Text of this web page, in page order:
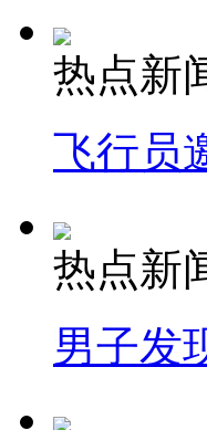
热点新
飞行员
热点新
男子发